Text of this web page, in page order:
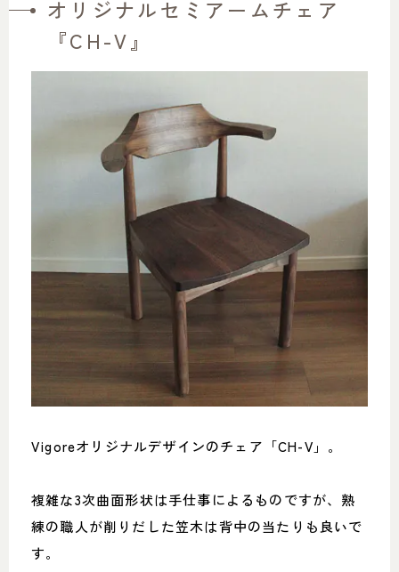
オリジナルセミアームチェア
『CH-V』
Vigoreオリジナルデザインのチェア「CH-V」。
複雑な3次曲面形状は手仕事によるものですが、熟
練の職人が削りだした笠木は背中の当たりも良いで
す。